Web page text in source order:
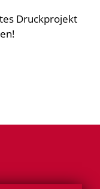
Druckprojekt